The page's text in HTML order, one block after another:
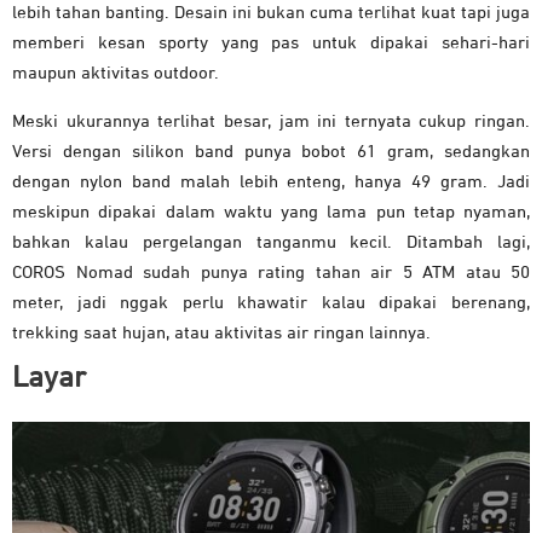
lebih tahan banting. Desain ini bukan cuma terlihat kuat tapi juga
memberi kesan sporty yang pas untuk dipakai sehari-hari
maupun aktivitas outdoor.
Meski ukurannya terlihat besar, jam ini ternyata cukup ringan.
Versi dengan silikon band punya bobot 61 gram, sedangkan
dengan nylon band malah lebih enteng, hanya 49 gram. Jadi
meskipun dipakai dalam waktu yang lama pun tetap nyaman,
bahkan kalau pergelangan tanganmu kecil. Ditambah lagi,
COROS Nomad sudah punya rating tahan air 5 ATM atau 50
meter, jadi nggak perlu khawatir kalau dipakai berenang,
trekking saat hujan, atau aktivitas air ringan lainnya.
Layar